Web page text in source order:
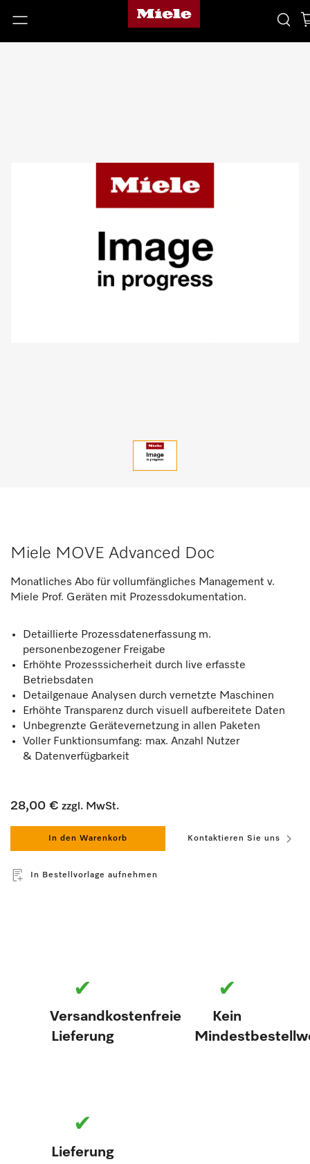
Miele MOVE Advanced Doc
Monatliches Abo für vollumfängliches Management v.
Miele Prof. Geräten mit Prozessdokumentation.
Detaillierte Prozessdatenerfassung m.
personenbezogener Freigabe
Erhöhte Prozesssicherheit durch live erfasste
Betriebsdaten
Detailgenaue Analysen durch vernetzte Maschinen
Erhöhte Transparenz durch visuell aufbereitete Daten
Unbegrenzte Gerätevernetzung in allen Paketen
Voller Funktionsumfang: max. Anzahl Nutzer
& Datenverfügbarkeit
28,00 € zzgl. MwSt.
In den Warenkorb Kontaktieren Sie uns
In Bestellvorlage aufnehmen
✔
Versandkostenfreie
Lieferung
✔
Kein
✔
Lieferung